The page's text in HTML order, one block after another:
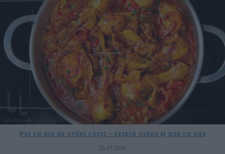
Pui cu sos de ardei copți – rețetă video și pas cu pas
25.07.2026